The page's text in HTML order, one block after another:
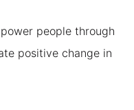
people through
positive change in